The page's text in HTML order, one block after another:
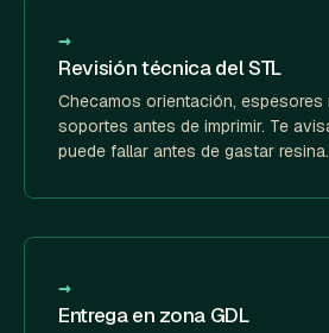
→
Revisión técnica del STL
Checamos orientación, espesores
soportes antes de imprimir. Te
puede fallar antes de gastar resina.
→
Entrega en zona GDL